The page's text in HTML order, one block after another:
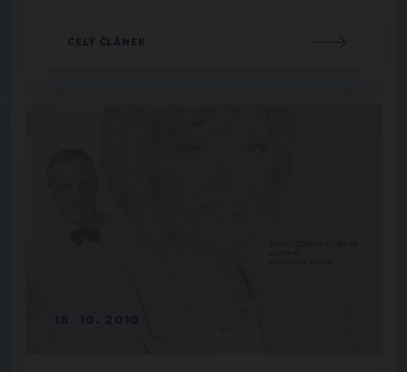
CELÝ ČLÁNEK